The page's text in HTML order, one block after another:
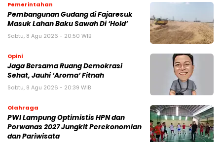
Pemerintahan
Pembangunan Gudang di Fajaresuk
Masuk Lahan Baku Sawah Di ‘Hold’
Sabtu, 8 Agu 2026 - 20:50 WIB
Opini
Jaga Bersama Ruang Demokrasi
Sehat, Jauhi ‘Aroma’ Fitnah
Sabtu, 8 Agu 2026 - 20:39 WIB
Olahraga
PWI Lampung Optimistis HPN dan
Porwanas 2027 Jungkit Perekonomian
dan Pariwisata